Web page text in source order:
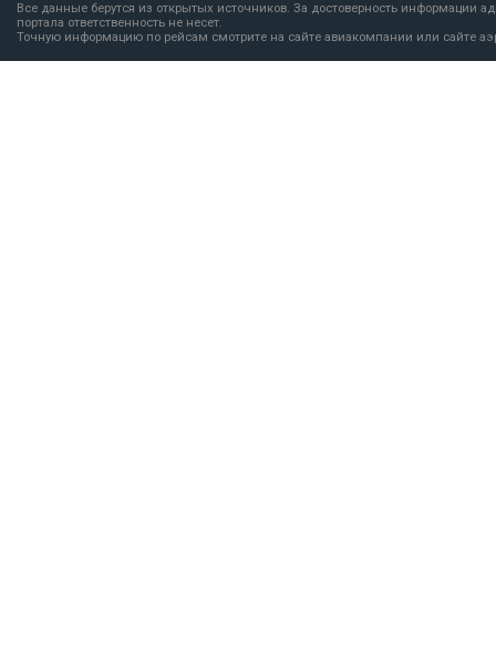
Все данные берутся из открытых источников. За достоверность информации
портала ответственность не несет.
Точную информацию по рейсам смотрите на сайте авиакомпании или сайте